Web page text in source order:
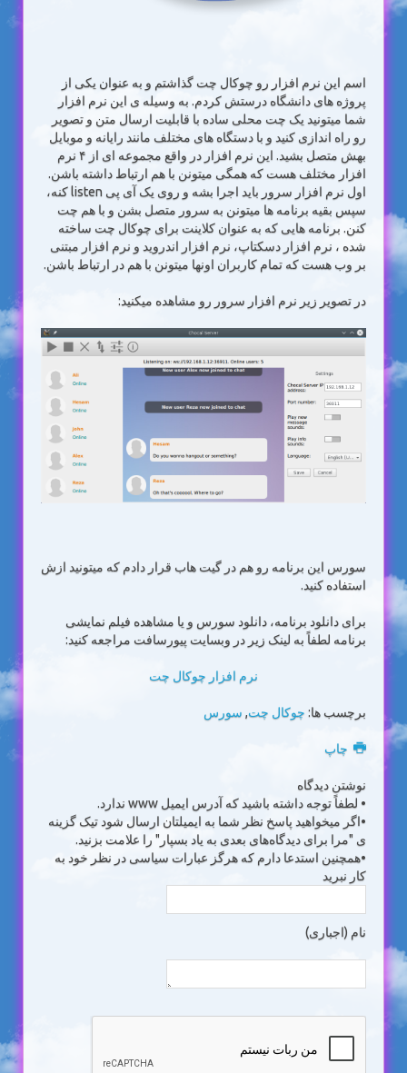
اسم این نرم افزار رو چوکال چت گذاشتم و به عنوان یکی از
پروژه های دانشگاه درستش کردم. به وسیله ی این نرم افزار
شما میتونید یک چت محلی ساده با قابلیت ارسال متن و تصویر
رو راه اندازی کنید و با دستگاه های مختلف مانند رایانه و موبایل
بهش متصل بشید. این نرم افزار در واقع مجموعه ای از ۴ نرم
افزار مختلف هست که همگی میتونن با هم ارتباط داشته باشن.
اول نرم افزار سرور باید اجرا بشه و روی یک آی پی listen کنه،
سپس بقیه برنامه ها میتونن به سرور متصل بشن و با هم چت
کنن. برنامه هایی که به عنوان کلاینت برای چوکال چت ساخته
شده ، نرم افزار دسکتاپ، نرم افزار اندروید و نرم افزار مبتنی
بر وب هست که تمام کاربران اونها میتونن با هم در ارتباط باشن.
در تصویر زیر نرم افزار سرور رو مشاهده میکنید:
سورس این برنامه رو هم در گیت هاب قرار دادم که میتونید ازش
استفاده کنید.
برای دانلود برنامه، دانلود سورس و یا مشاهده فیلم نمایشی
برنامه لطفاً به لینک زیر در وبسایت پیورسافت مراجعه کنید:
نرم افزار چوکال چت
برچسب ها: چوکال چت, سورس
چاپ
نوشتن دیدگاه
• لطفاً توجه داشته باشید که آدرس ایمیل www ندارد.
•اگر میخواهید پاسخ نظر شما به ایمیلتان ارسال شود تیک گزینه
ی "مرا برای دیدگاه‌های بعدی به یاد بسپار" را علامت بزنید.
•همچنین استدعا دارم که هرگز عبارات سیاسی در نظر خود به
کار نبرید
نام (اجباری)